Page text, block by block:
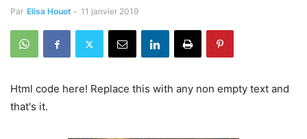
Par Elisa Houot - 11 janvier 2019
Html code here! Replace this with any non empty text and
that's it.